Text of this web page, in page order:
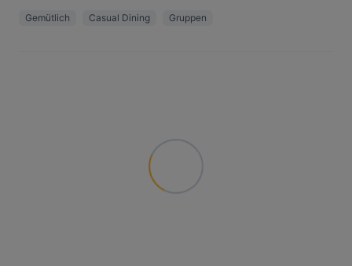
Gemütlich Casual Dining Gruppen